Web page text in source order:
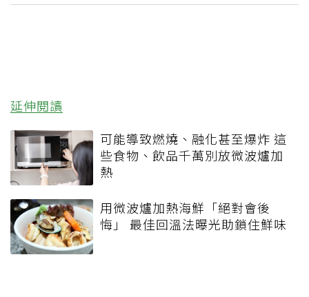
延伸閱讀
可能導致燃燒、融化甚至爆炸 這
些食物、飲品千萬別放微波爐加
熱
用微波爐加熱海鮮「絕對會後
悔」 最佳回溫法曝光助鎖住鮮味